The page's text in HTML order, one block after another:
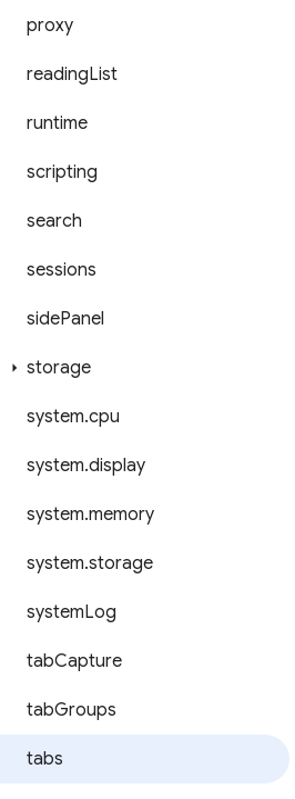
proxy
readingList
runtime
scripting
search
sessions
sidePanel
storage
system.cpu
system.display
system.memory
system.storage
systemLog
tabCapture
tabGroups
tabs